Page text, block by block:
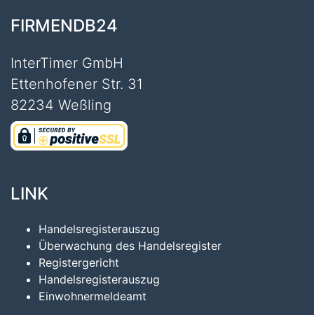
FIRMENDB24
InterTimer GmbH
Ettenhofener Str. 31
82234 Weßling
LINK
Handelsregisterauszug
Überwachung des Handelsregister
Registergericht
Handelsregisterauszug
Einwohnermeldeamt